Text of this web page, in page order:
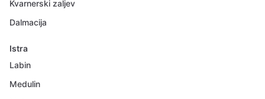
Kvarnerski zaljev
Dalmacija
Istra
Labin
Medulin